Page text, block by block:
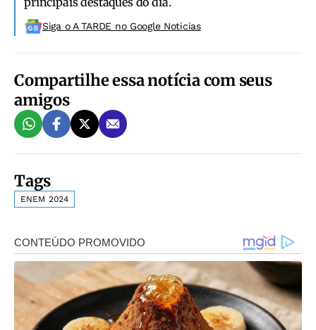
Siga o A TARDE no Google Noticias
Compartilhe essa notícia com seus
amigos
Tags
ENEM 2024